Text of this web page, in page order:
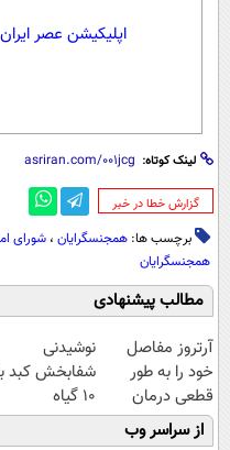
اپلیکیشن عصر ایران
لینک کوتاه:
‌گزارش خطا در خبر
برچسب ها: همجنسگرایان ، شورای
همجنسگرایان
مطالب پیشنهادی
آرتروز مفاصل
خود را به طور
قطعی درمان
کنید!
نوشیدنی
شفابخش کبد
10 گیاه
موثر(تخفیف تا
از سراسر وب